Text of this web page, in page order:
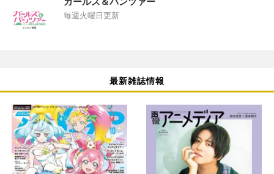
毎週火曜日更新
最新雑誌情報